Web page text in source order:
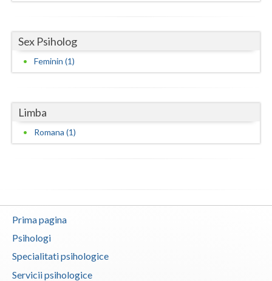
Valcea
Vaslui
Sex Psiholog
Feminin (1)
Limba
Romana (1)
Prima pagina
Psihologi
Specialitati psihologice
Servicii psihologice